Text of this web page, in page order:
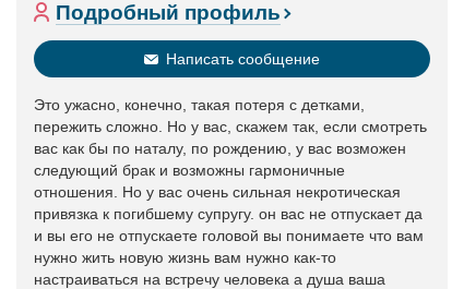
Подробный профиль
Написать сообщение
Это ужасно, конечно, такая потеря с детками,
пережить сложно. Но у вас, скажем так, если смотреть
вас как бы по наталу, по рождению, у вас возможен
следующий брак и возможны гармоничные
отношения. Но у вас очень сильная некротическая
привязка к погибшему супругу. он вас не отпускает да
и вы его не отпускаете головой вы понимаете что вам
нужно жить новую жизнь вам нужно как-то
настраиваться на встречу человека а душа ваша